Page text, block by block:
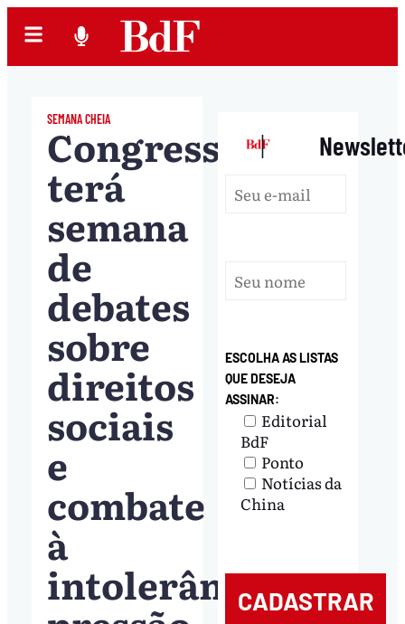
SEMANA CHEIA
Congresso
terá
semana
de
debates
sobre
direitos
sociais
e
combate
à
intolerância;
|
ESCOLHA AS LISTAS
QUE DESEJA
ASSINAR:
Editorial
BdF
Ponto
Notícias da
China